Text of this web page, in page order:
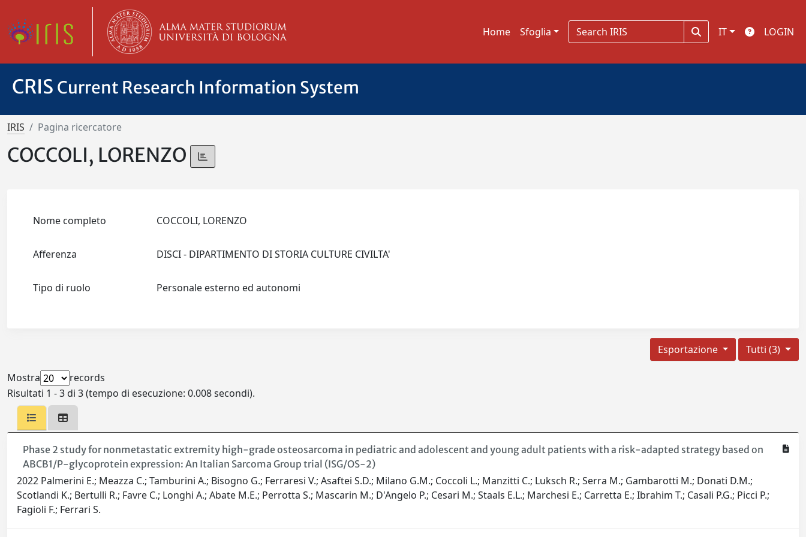
Home Sfoglia IT LOGIN
CRIS Current Research Information System
IRIS Pagina ricercatore
COCCOLI, LORENZO
Nome completo COCCOLI, LORENZO
Afferenza DISCI - DIPARTIMENTO DI STORIA CULTURE CIVILTA'
Tipo di ruolo Personale esterno ed autonomi
Tutti (3)
Esportazione
Mostra
records
Risultati 1 - 3 di 3 (tempo di esecuzione: 0.008 secondi).
Phase 2 study for nonmetastatic extremity high-grade osteosarcoma in pediatric and adolescent and young adult patients with a risk-adapted strategy based on
ABCB1/P-glycoprotein expression: An Italian Sarcoma Group trial (ISG/OS-2)
2022 Palmerini E.; Meazza C.; Tamburini A.; Bisogno G.; Ferraresi V.; Asaftei S.D.; Milano G.M.; Coccoli L.; Manzitti C.; Luksch R.; Serra M.; Gambarotti M.; Donati D.M.;
Scotlandi K.; Bertulli R.; Favre C.; Longhi A.; Abate M.E.; Perrotta S.; Mascarin M.; D'Angelo P.; Cesari M.; Staals E.L.; Marchesi E.; Carretta E.; Ibrahim T.; Casali P.G.; Picci P.;
Fagioli F.; Ferrari S.